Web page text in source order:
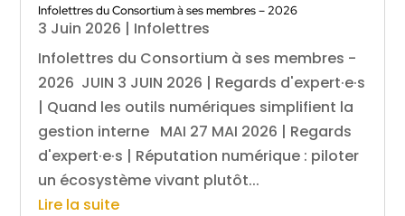
Infolettres du Consortium à ses membres – 2026
3 Juin 2026 | Infolettres
Infolettres du Consortium à ses membres -
2026 JUIN 3 JUIN 2026 | Regards d'expert·e·s
| Quand les outils numériques simplifient la
gestion interne MAI 27 MAI 2026 | Regards
d'expert·e·s | Réputation numérique : piloter
un écosystème vivant plutôt...
Lire la suite